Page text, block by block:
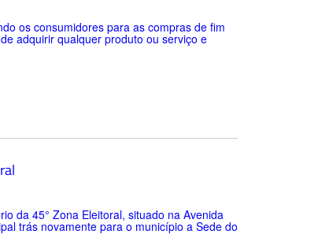
os consumidores para as compras de fim
adquirir qualquer produto ou serviço e
da 45° Zona Eleitoral, situado na Avenida
trás novamente para o município a Sede do